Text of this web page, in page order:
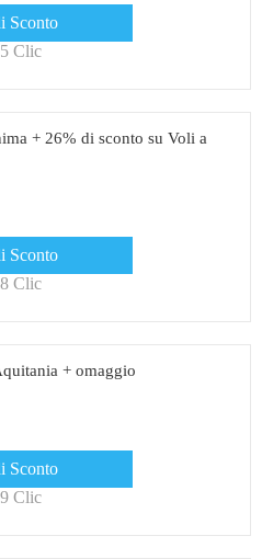
Sconto
Clic
+ 26% di sconto su Voli a
Sconto
Clic
+ omaggio
Sconto
Clic